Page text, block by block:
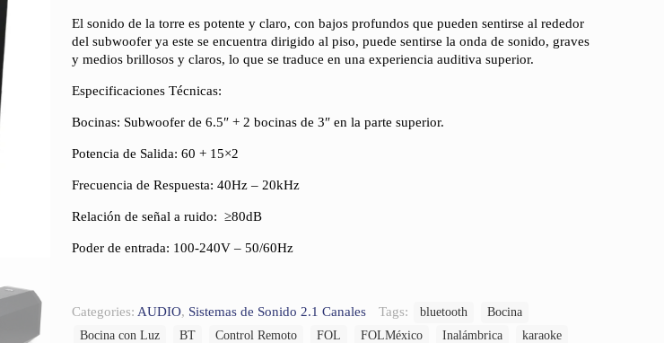
El sonido de la torre es potente y claro, con bajos profundos que pueden sentirse al rededor
del subwoofer ya este se encuentra dirigido al piso, puede sentirse la onda de sonido, graves
y medios brillosos y claros, lo que se traduce en una experiencia auditiva superior.
Especificaciones Técnicas:
Bocinas: Subwoofer de 6.5″ + 2 bocinas de 3″ en la parte superior.
Potencia de Salida: 60 + 15×2
Frecuencia de Respuesta: 40Hz – 20kHz
Relación de señal a ruido: ≥80dB
Poder de entrada: 100-240V – 50/60Hz
Categories: AUDIO, Sistemas de Sonido 2.1 Canales Tags: bluetooth
Bocina
Bocina con Luz
BT Control Remoto FOL FOLMéxico Inalámbrica
karaoke